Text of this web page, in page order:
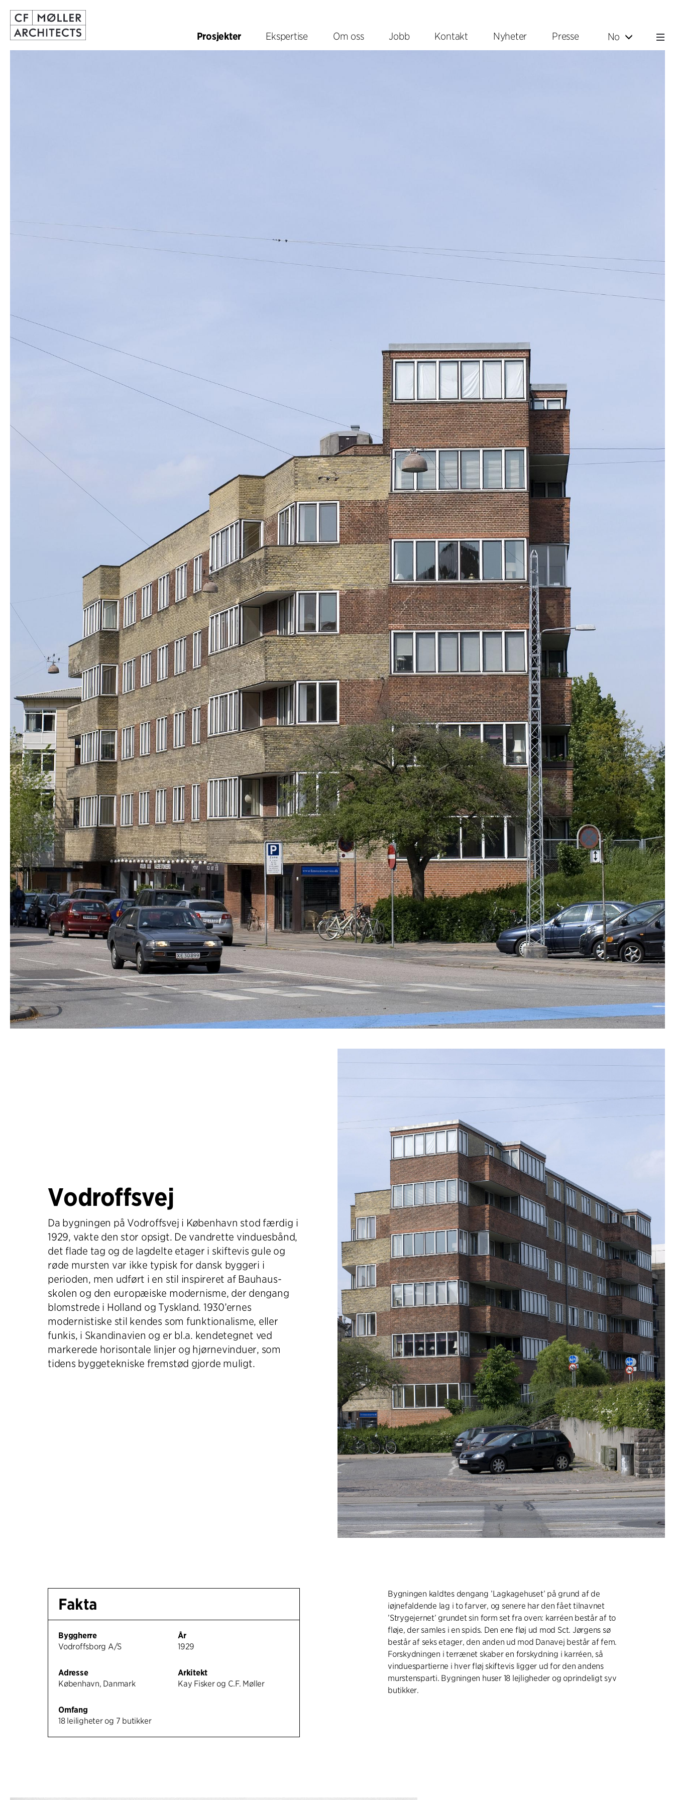
Prosjekter Ekspertise Om oss Jobb Kontakt Nyheter Presse No
Vodroffsvej
Da bygningen på Vodroffsvej i København stod færdig i
1929, vakte den stor opsigt. De vandrette vinduesbånd,
det flade tag og de lagdelte etager i skiftevis gule og
røde mursten var ikke typisk for dansk byggeri i
perioden, men udført i en stil inspireret af Bauhaus-
skolen og den europæiske modernisme, der dengang
blomstrede i Holland og Tyskland. 1930’ernes
modernistiske stil kendes som funktionalisme, eller
funkis, i Skandinavien og er bl.a. kendetegnet ved
markerede horisontale linjer og hjørnevinduer, som
tidens byggetekniske fremstød gjorde muligt.
Fakta
Byggherre
Vodroffsborg A/S
Adresse
København, Danmark
Omfang
18 leiligheter og 7 butikker
År
1929
Arkitekt
Kay Fisker og C.F. Møller
Bygningen kaldtes dengang ’Lagkagehuset’ på grund af de
iøjnefaldende lag i to farver, og senere har den fået tilnavnet
’Strygejernet’ grundet sin form set fra oven: karréen består af to
fløje, der samles i en spids. Den ene fløj ud mod Sct. Jørgens sø
består af seks etager, den anden ud mod Danavej består af fem.
Forskydningen i terrænet skaber en forskydning i karréen, så
vinduespartierne i hver fløj skiftevis ligger ud for den andens
murstensparti. Bygningen huser 18 lejligheder og oprindeligt syv
butikker.